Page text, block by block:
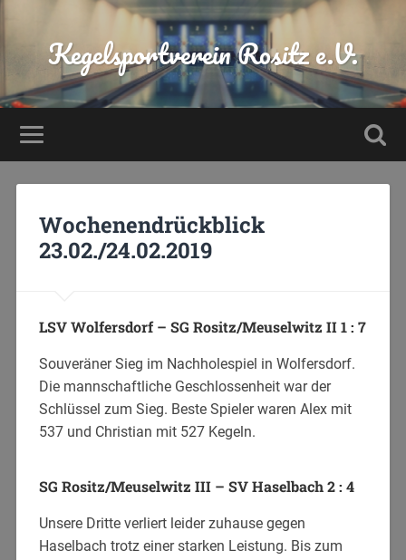
Kegelsportverein Rositz e.V.
Wochenendrückblick
23.02./24.02.2019
LSV Wolfersdorf – SG Rositz/Meuselwitz II 1 : 7
Souveräner Sieg im Nachholespiel in Wolfersdorf.
Die mannschaftliche Geschlossenheit war der
Schlüssel zum Sieg. Beste Spieler waren Alex mit
537 und Christian mit 527 Kegeln.
SG Rositz/Meuselwitz III – SV Haselbach 2 : 4
Unsere Dritte verliert leider zuhause gegen
Haselbach trotz einer starken Leistung. Bis zum